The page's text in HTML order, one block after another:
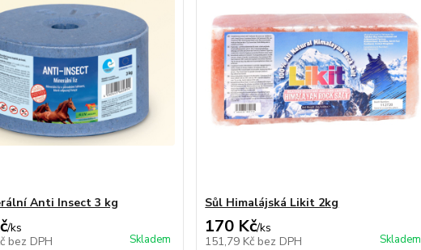
Anti Insect 3 kg
/ks
bez DPH Skladem
Sůl Himalájská Likit 2kg
170 Kč/ks
151,79 Kč bez DPH Skladem